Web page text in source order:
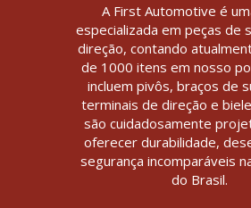
A First Automotive é
especializada em peças de
direção, contando
de 1000 itens em nosso
incluem pivôs, braços de
terminais de direção e
são cuidadosamente
oferecer durabilidade,
segurança incomparáveis
do Brasil.